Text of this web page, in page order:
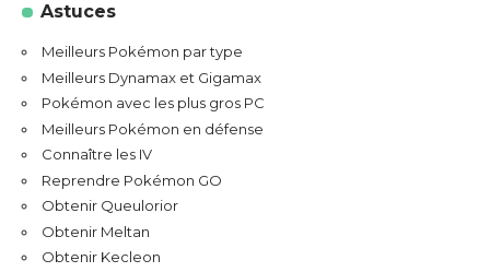
Astuces
Meilleurs Pokémon par type
Meilleurs Dynamax et Gigamax
Pokémon avec les plus gros PC
Meilleurs Pokémon en défense
Connaître les IV
Reprendre Pokémon GO
Obtenir Queulorior
Obtenir Meltan
Obtenir Kecleon